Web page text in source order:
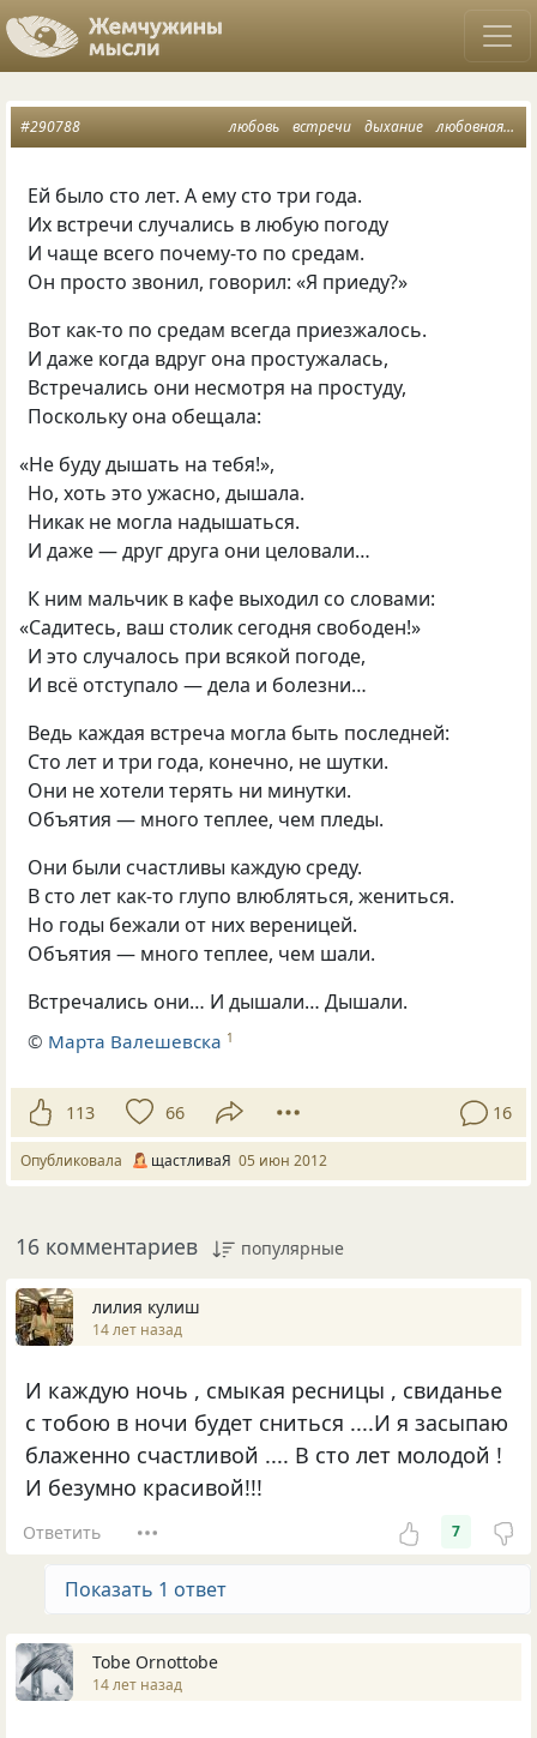
любовь встречи дыхание любовная лирика
#290788
Ей было сто лет. А ему сто три года.
Их встречи случались в любую погоду
И чаще всего почему-то по средам.
Он просто звонил, говорил: «Я приеду?»
Вот как-то по средам всегда приезжалось.
И даже когда вдруг она простужалась,
Встречались они несмотря на простуду,
Поскольку она обещала:
«Не буду дышать на тебя!»,
Но, хоть это ужасно, дышала.
Никак не могла надышаться.
И даже — друг друга они целовали…
К ним мальчик в кафе выходил со словами:
«Садитесь, ваш столик сегодня свободен!»
И это случалось при всякой погоде,
И всё отступало — дела и болезни…
Ведь каждая встреча могла быть последней:
Сто лет и три года, конечно, не шутки.
Они не хотели терять ни минутки.
Объятия — много теплее, чем пледы.
Они были счастливы каждую среду.
В сто лет как-то глупо влюбляться, жениться.
Но годы бежали от них вереницей.
Объятия — много теплее, чем шали.
Встречались они… И дышали… Дышали.
© Марта Валешевска 1
113 66 16
Опубликовала щастливаЯ 05 июн 2012
16 комментариев популярные
лилия кулиш
14 лет назад
И каждую ночь , смыкая ресницы , свиданье
с тобою в ночи будет сниться ....И я засыпаю
блаженно счастливой .... В сто лет молодой !
И безумно красивой!!!
Ответить 7
Показать 1 ответ
Tobe Ornottobe
14 лет назад